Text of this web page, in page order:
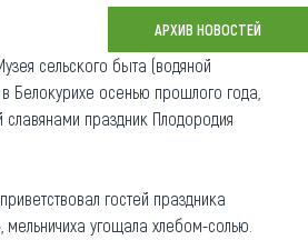
АРХИВ НОВОСТЕЙ
сельского быта (водяной
Белокурихе осенью прошлого года,
славянами праздник Плодородия
гостей праздника
угощала хлебом-солью.